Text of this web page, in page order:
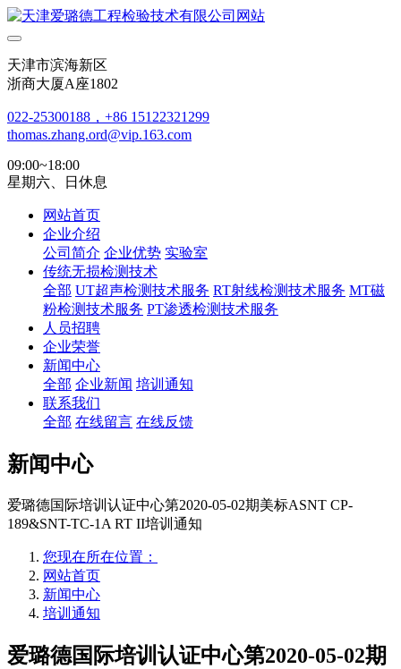
天津市滨海新区
浙商大厦A座1802
022-25300188，+86 15122321299
thomas.zhang.ord@vip.163.com
09:00~18:00
星期六、日休息
网站首页
企业介绍
公司简介 企业优势 实验室
传统无损检测技术
全部 UT超声检测技术服务 RT射线检测技术服务 MT磁
粉检测技术服务 PT渗透检测技术服务
人员招聘
企业荣誉
新闻中心
全部 企业新闻 培训通知
联系我们
全部 在线留言 在线反馈
新闻中心
爱璐德国际培训认证中心第2020-05-02期美标ASNT CP-
189&SNT-TC-1A RT II培训通知
您现在所在位置：
网站首页
新闻中心
培训通知
爱璐德国际培训认证中心第2020-05-02期